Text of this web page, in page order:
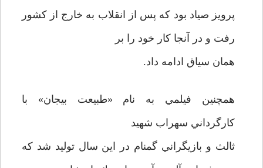
پرويز صياد بود كه پس از انقلاب به خارج از كشور
رفت و در ‌آنجا كار خود را بر
همان سیاق ادامه داد.
همچنین فيلمي به نام «طبيعت بيجان» با
كارگرداني سهراب شهيد
ثالث و بازيگراني گمنام در این سال توليد شد كه